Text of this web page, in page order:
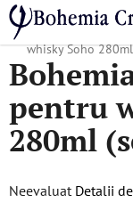
Treci
conținut
Acasă
/ Colecții
whisky Soho
pentru
280ml
Evaluarea
Neevaluat Detalii